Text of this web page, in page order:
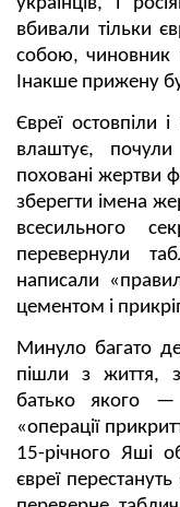
вбивали тільки
собою, чиновник
Інакше прижену
Євреї остовпіли
влаштує,
поховані жертви
зберегти імена
всесильного
перевернули
написали
цементом і
Минуло багато
пішли з життя,
батько якого
«операції
15-річного Яші
євреї перестануть